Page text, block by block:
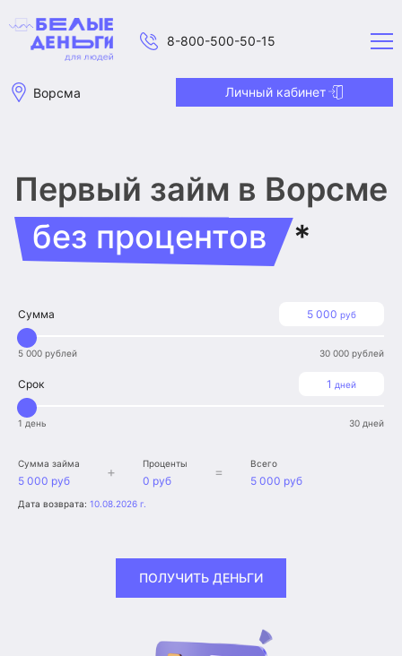
8-800-500-50-15
Ворсма Личный кабинет
Первый займ в Ворсме
без процентов
*
5 000 руб
Сумма
5 000 рублей 30 000 рублей
1 дней
Срок
1 день 30 дней
Сумма займа
5 000 руб
+ Проценты
0 руб
= Всего
5 000 руб
Дата возврата: 10.08.2026 г.
ПОЛУЧИТЬ ДЕНЬГИ